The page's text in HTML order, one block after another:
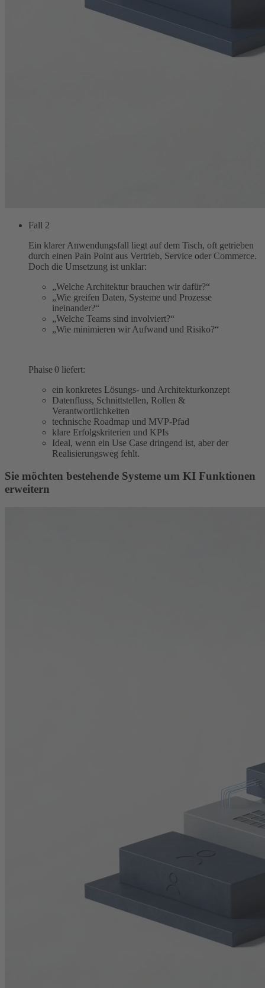
Fall 2
Ein klarer Anwendungsfall liegt auf dem Tisch, oft getrieben
durch einen Pain Point aus Vertrieb, Service oder Commerce.
Doch die Umsetzung ist unklar:
„Welche Architektur brauchen wir dafür?“
„Wie greifen Daten, Systeme und Prozesse
ineinander?“
„Welche Teams sind involviert?“
„Wie minimieren wir Aufwand und Risiko?“
Phaise 0 liefert:
ein konkretes Lösungs- und Architekturkonzept
Datenfluss, Schnittstellen, Rollen &
Verantwortlichkeiten
technische Roadmap und MVP‑Pfad
klare Erfolgskriterien und KPIs
Ideal, wenn ein Use Case dringend ist, aber der
Realisierungsweg fehlt.
Sie möchten bestehende Systeme um KI Funktionen
erweitern